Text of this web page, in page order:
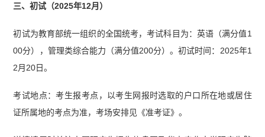
三、初试（2025年12月）
初试为教育部统一组织的全国统考，考试科目为：英语（满分值1
00分），管理类综合能力（满分值200分）。初试时间：2025年1
2月20日。
考试地点：考生报考点，以考生网报时选取的户口所在地或居住
证所属地的考点为准，考场安排见《准考证》。